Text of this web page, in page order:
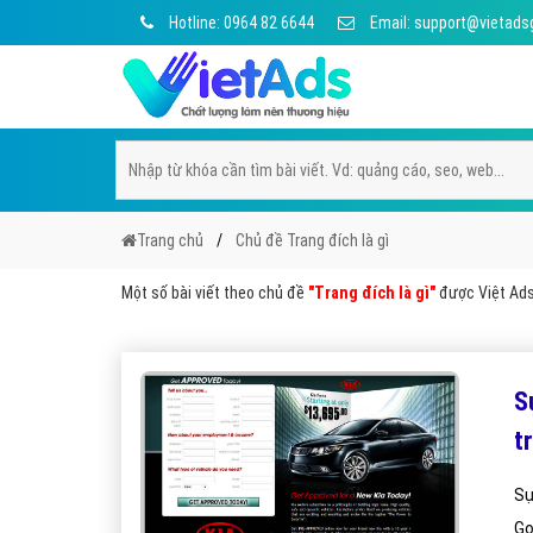
Hotline: 0964 82 6644 Email:
Trang chủ Chủ đề Trang đích là gì
Một số bài viết theo chủ đề "Trang đích là gì"được Việt